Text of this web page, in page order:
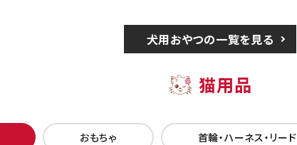
犬用おやつの一覧を見る
猫用品
おもちゃ 首輪・ハーネス・リード